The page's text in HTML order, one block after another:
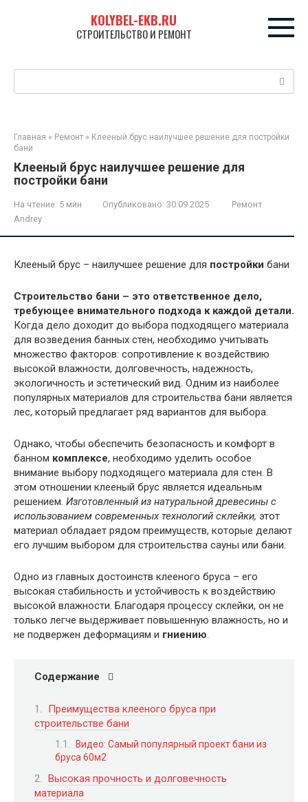
KOLYBEL-EKB.RU
СТРОИТЕЛЬСТВО И РЕМОНТ
Главная » Ремонт » Клееный брус наилучшее решение для постройки
бани
Клееный брус наилучшее решение для
постройки бани
На чтение: 5 мин Опубликовано: 30.09.2025
Ремонт
Andrey
Клееный брус – наилучшее решение для постройки бани
Строительство бани – это ответственное дело,
требующее внимательного подхода к каждой детали.
Когда дело доходит до выбора подходящего материала
для возведения банных стен, необходимо учитывать
множество факторов: сопротивление к воздействию
высокой влажности, долговечность, надежность,
экологичность и эстетический вид. Одним из наиболее
популярных материалов для строительства бани является
лес, который предлагает ряд вариантов для выбора.
Однако, чтобы обеспечить безопасность и комфорт в
банном комплексе, необходимо уделить особое
внимание выбору подходящего материала для стен. В
этом отношении клееный брус является идеальным
решением. Изготовленный из натуральной древесины с
использованием современных технологий склейки, этот
материал обладает рядом преимуществ, которые делают
его лучшим выбором для строительства сауны или бани.
Одно из главных достоинств клееного бруса – его
высокая стабильность и устойчивость к воздействию
высокой влажности. Благодаря процессу склейки, он не
только легче выдерживает повышенную влажность, но и
не подвержен деформациям и гниению.
Содержание
Преимущества клееного бруса при
строительстве бани
Видео: Самый популярный проект бани из
бруса 60м2
Высокая прочность и долговечность
материала